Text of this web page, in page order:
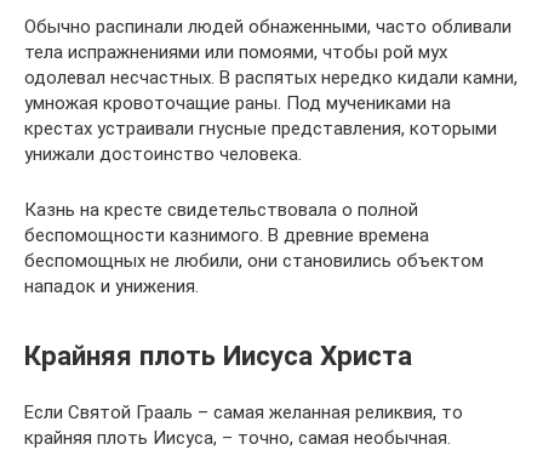
Обычно распинали людей обнаженными, часто обливали
тела испражнениями или помоями, чтобы рой мух
одолевал несчастных. В распятых нередко кидали камни,
умножая кровоточащие раны. Под мучениками на
крестах устраивали гнусные представления, которыми
унижали достоинство человека.
Казнь на кресте свидетельствовала о полной
беспомощности казнимого. В древние времена
беспомощных не любили, они становились объектом
нападок и унижения.
Крайняя плоть Иисуса Христа
Если Святой Грааль – самая желанная реликвия, то
крайняя плоть Иисуса, – точно, самая необычная.